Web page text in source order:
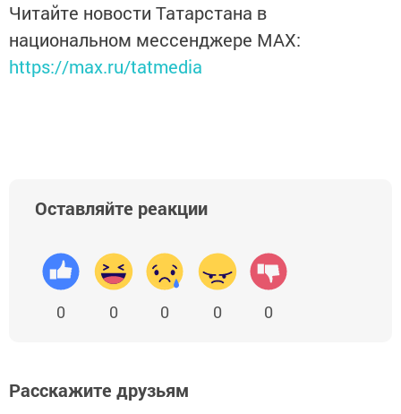
Читайте новости Татарстана в
национальном мессенджере MАХ:
https://max.ru/tatmedia
Оставляйте реакции
0 0 0 0 0
Расскажите друзьям